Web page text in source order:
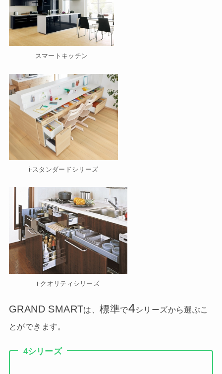
スマートキッチン
i-スタンダードシリーズ
i-クオリティシリーズ
GRAND SMARTは、標準で4シリーズから選ぶこ
とができます。
4シリーズ